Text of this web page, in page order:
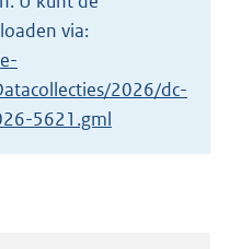
via:
2026/dc-
5621.gml